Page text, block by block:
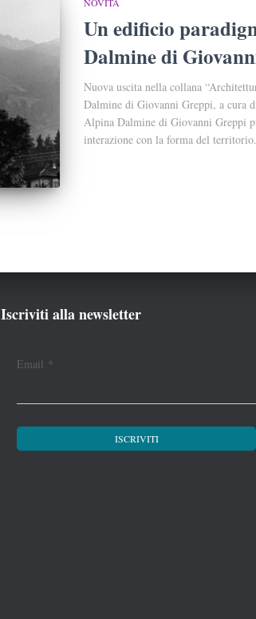
NOVITÀ
Un edificio
Dalmine di
Nuova uscita nella collana
Dalmine di Giovanni Greppi, a cura
Alpina Dalmine di Giovanni Greppi
interazione con la forma del
Iscriviti alla newsletter
Email *